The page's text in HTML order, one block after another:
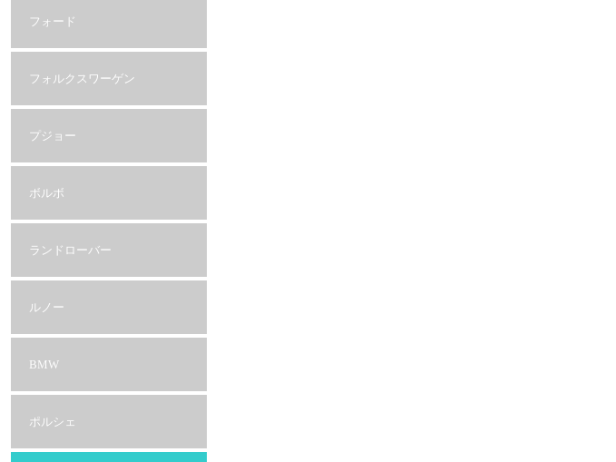
フォード
フォルクスワーゲン
プジョー
ボルボ
ランドローバー
ルノー
BMW
ポルシェ